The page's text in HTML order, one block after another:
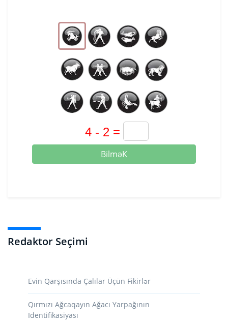
BilməK
Redaktor Seçimi
Evin Qarşısında Çalılar Üçün Fikirlər
Qırmızı Ağcaqayın Ağacı Yarpağının
Identifikasiyası